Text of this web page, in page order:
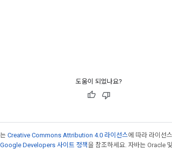
도움이 되었나요?
Creative Commons Attribution 4.0 라이선스에 따라 라이선
Google Developers 사이트 정책을 참조하세요. 자바는 Oracle